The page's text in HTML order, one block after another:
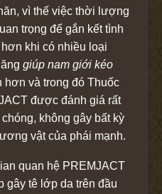
vì thế việc thời lượng
trọng để gắn kết tình
khi có nhiều loại
giúp nam giới kéo
hơn và trong đó Thuốc
được đánh giá rất
không gây bất kỳ
vật của phái mạnh.
quan hệ PREMJACT
gây tê lớp da trên đầu